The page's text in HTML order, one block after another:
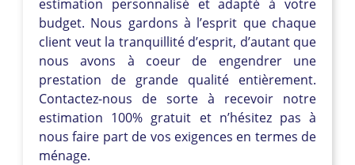
estimation personnalisé et adapté à votre
budget. Nous gardons à l’esprit que chaque
client veut la tranquillité d’esprit, d’autant que
nous avons à coeur de engendrer une
prestation de grande qualité entièrement.
Contactez-nous de sorte à recevoir notre
estimation 100% gratuit et n’hésitez pas à
nous faire part de vos exigences en termes de
ménage.